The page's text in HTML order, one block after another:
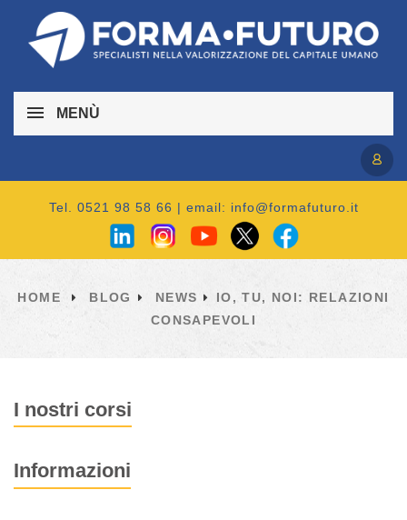
MENÙ
Tel. 0521 98 58 66 | email: info@formafuturo.it
HOME BLOG NEWS
IO, TU, NOI: RELAZIONI
CONSAPEVOLI
I nostri corsi
Informazioni